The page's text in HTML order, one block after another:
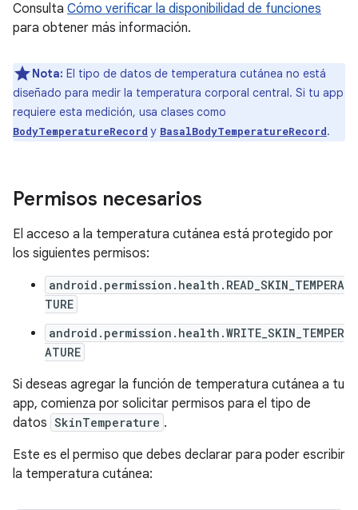
Consulta Cómo verificar la disponibilidad de funciones
para obtener más información.
Nota: El tipo de datos de temperatura cutánea no está
diseñado para medir la temperatura corporal central. Si tu app
requiere esta medición, usa clases como
BodyTemperatureRecord y BasalBodyTemperatureRecord.
Permisos necesarios
El acceso a la temperatura cutánea está protegido por
los siguientes permisos:
android.permission.health.READ_SKIN_TEMPERA
TURE
android.permission.health.WRITE_SKIN_TEMPER
ATURE
Si deseas agregar la función de temperatura cutánea a tu
app, comienza por solicitar permisos para el tipo de
datos SkinTemperature .
Este es el permiso que debes declarar para poder escribir
la temperatura cutánea: